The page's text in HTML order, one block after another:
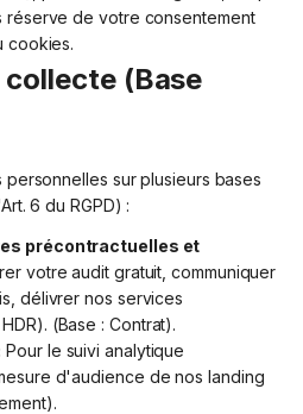
réserve de votre consentement
cookies.
collecte (Base
sur plusieurs bases
6 du RGPD) :
précontractuelles et
votre audit gratuit, communiquer
délivrer nos services
(Base : Contrat).
Pour le suivi analytique
d'audience de nos landing